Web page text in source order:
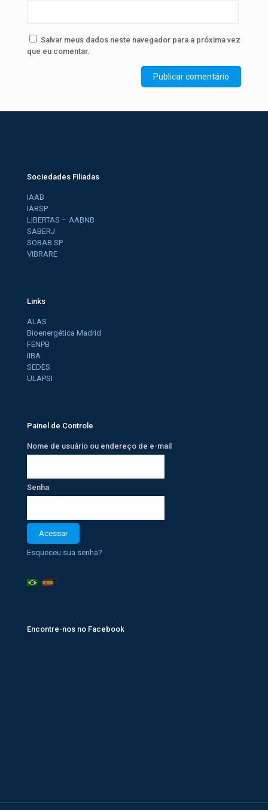
Salvar meus dados neste navegador para a próxima vez
que eu comentar.
Sociedades Filiadas
IAAB
IABSP
LIBERTAS – AABNB
SABERJ
SOBAB SP
VIBRARE
Links
ALAS
Bioenergética Madrid
FENPB
IIBA
SEDES
ULAPSI
Painel de Controle
Nome de usuário ou endereço de e-mail
Senha
Esqueceu sua senha?
Encontre-nos no Facebook